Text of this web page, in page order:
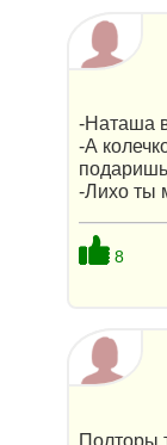
-Наташа
-А
-Лихо ты
8